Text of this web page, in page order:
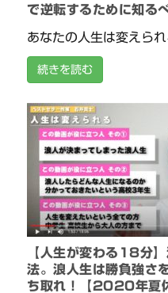
で逆転するために知る
あなたの人生は変えら
続きを読む
【人生が変わる18分
法。浪人生は勝負強さ
ち取れ！【2020年夏